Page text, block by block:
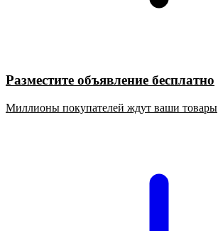
Разместите объявление бесплатно
Миллионы покупателей ждут ваши товары